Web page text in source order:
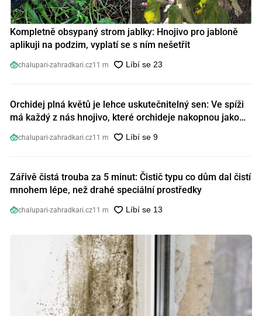
Kompletně obsypaný strom jablky: Hnojivo pro jabloně
aplikuji na podzim, vyplatí se s ním nešetřit
chalupari-zahradkari.cz11 m
Orchidej plná květů je lehce uskutečnitelný sen: Ve spíži
má každý z nás hnojivo, které orchideje nakopnou jako
chalupari-zahradkari.cz11 m
Zářivě čistá trouba za 5 minut: Čistič typu co dům dal čistí
mnohem lépe, než drahé speciální prostředky
chalupari-zahradkari.cz11 m